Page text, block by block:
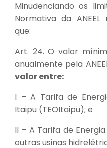
Minudenciando os
Normativa da ANEEL
que:
Art. 24. O valor
anualmente pela
valor entre:
I – A Tarifa de
Itaipu (TEOItaipu); e
II – A Tarifa de
outras usinas